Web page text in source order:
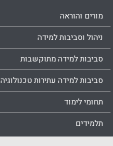
מורים והוראה
ניהול וסביבות למידה
סביבות למידה מתוקשבות
סביבות למידה עתירות טכנולוגיה
תחומי לימוד
תלמידים